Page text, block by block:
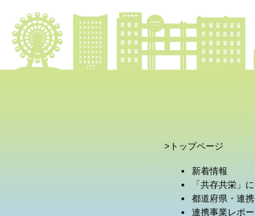
>トップページ
新着情報
「共存共栄」
都道府県・連
連携事業レポー